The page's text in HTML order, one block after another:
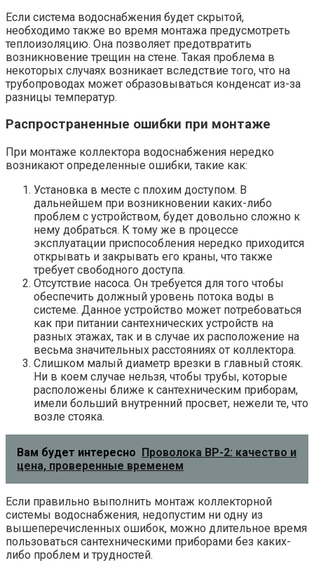
Если система водоснабжения будет скрытой,
необходимо также во время монтажа предусмотреть
теплоизоляцию. Она позволяет предотвратить
возникновение трещин на стене. Такая проблема в
некоторых случаях возникает вследствие того, что на
трубопроводах может образовываться конденсат из-за
разницы температур.
Распространенные ошибки при монтаже
При монтаже коллектора водоснабжения нередко
возникают определенные ошибки, такие как:
Установка в месте с плохим доступом. В
дальнейшем при возникновении каких-либо
проблем с устройством, будет довольно сложно к
нему добраться. К тому же в процессе
эксплуатации приспособления нередко приходится
открывать и закрывать его краны, что также
требует свободного доступа.
Отсутствие насоса. Он требуется для того чтобы
обеспечить должный уровень потока воды в
системе. Данное устройство может потребоваться
как при питании сантехнических устройств на
разных этажах, так и в случае их расположение на
весьма значительных расстояниях от коллектора.
Слишком малый диаметр врезки в главный стояк.
Ни в коем случае нельзя, чтобы трубы, которые
расположены ближе к сантехническим приборам,
имели больший внутренний просвет, нежели те, что
возле стояка.
Вам будет интересно Проволока ВР-2: качество и
цена, проверенные временем
Если правильно выполнить монтаж коллекторной
системы водоснабжения, недопустим ни одну из
вышеперечисленных ошибок, можно длительное время
пользоваться сантехническими приборами без каких-
либо проблем и трудностей.